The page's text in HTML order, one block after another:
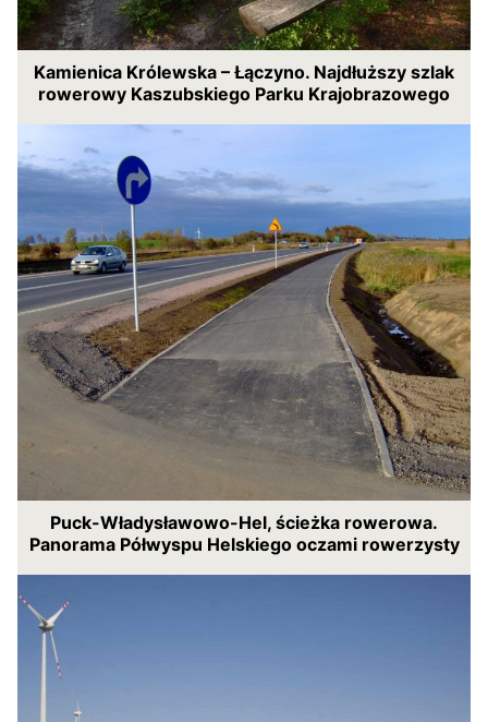
Kamienica Królewska – Łączyno. Najdłuższy szlak
rowerowy Kaszubskiego Parku Krajobrazowego
Puck-Władysławowo-Hel, ścieżka rowerowa.
Panorama Półwyspu Helskiego oczami rowerzysty